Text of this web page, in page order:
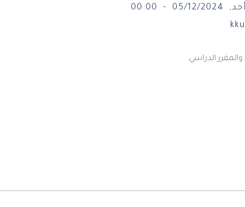
أحد, 05/12/2024 - 00:00
kku
الدراسي